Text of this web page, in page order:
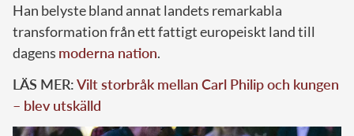
Han belyste bland annat landets remarkabla
transformation från ett fattigt europeiskt land till
dagens moderna nation.
LÄS MER:Vilt storbråk mellan Carl Philip och kungen
– blev utskälld